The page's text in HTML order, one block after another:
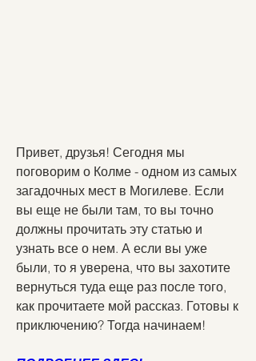
Привет, друзья! Сегодня мы
поговорим о Колме - одном из самых
загадочных мест в Могилеве. Если
вы еще не были там, то вы точно
должны прочитать эту статью и
узнать все о нем. А если вы уже
были, то я уверена, что вы захотите
вернуться туда еще раз после того,
как прочитаете мой рассказ. Готовы к
приключению? Тогда начинаем!